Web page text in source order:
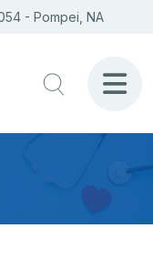
- Pompei, NA